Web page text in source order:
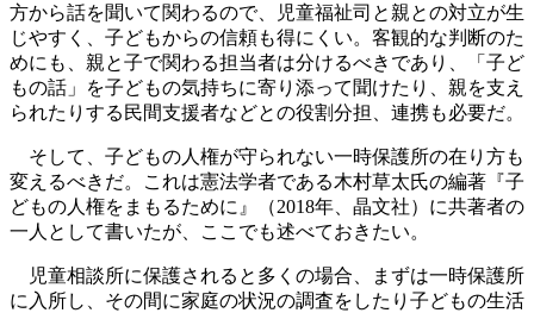
方から話を聞いて関わるので、児童福祉司と親との対立が生
じやすく、子どもからの信頼も得にくい。客観的な判断のた
めにも、親と子で関わる担当者は分けるべきであり、「子ど
もの話」を子どもの気持ちに寄り添って聞けたり、親を支え
られたりする民間支援者などとの役割分担、連携も必要だ。
そして、子どもの人権が守られない一時保護所の在り方も
変えるべきだ。これは憲法学者である木村草太氏の編著『子
どもの人権をまもるために』（2018年、晶文社）に共著者の
一人として書いたが、ここでも述べておきたい。
児童相談所に保護されると多くの場合、まずは一時保護所
に入所し、その間に家庭の状況の調査をしたり子どもの生活